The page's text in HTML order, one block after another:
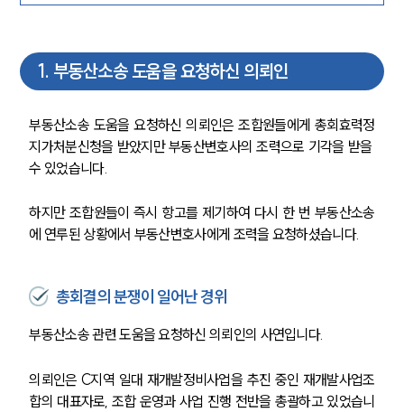
1. 부동산소송 도움을 요청하신 의뢰인
부동산소송 도움을 요청하신 의뢰인은 조합원들에게 총회효력정
지가처분신청을 받았지만 부동산변호사의 조력으로 기각을 받을
수 있었습니다.
하지만 조합원들이 즉시 항고를 제기하여 다시 한 번 부동산소송
에 연루된 상황에서 부동산변호사에게 조력을 요청하셨습니다.
총회결의 분쟁이 일어난 경위
부동산소송 관련 도움을 요청하신 의뢰인의 사연입니다.
의뢰인은 C지역 일대 재개발정비사업을 추진 중인 재개발사업조
합의 대표자로, 조합 운영과 사업 진행 전반을 총괄하고 있었습니